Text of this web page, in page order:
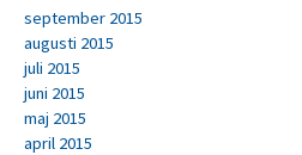
september 2015
augusti 2015
juli 2015
juni 2015
maj 2015
april 2015